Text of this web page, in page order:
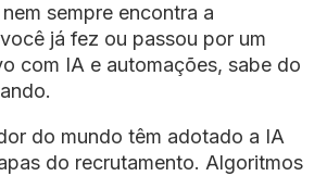
sempre encontra a
já fez ou passou por um
com IA e automações, sabe do
do mundo têm adotado a IA
do recrutamento. Algoritmos